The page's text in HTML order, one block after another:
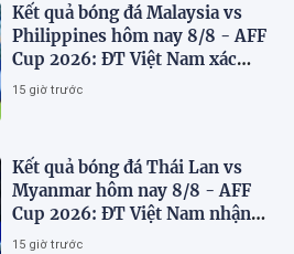
Kết quả bóng đá Malaysia vs
Philippines hôm nay 8/8 - AFF
Cup 2026: ĐT Việt Nam xác
định đối thủ
15 giờ trước
Kết quả bóng đá Thái Lan vs
Myanmar hôm nay 8/8 - AFF
Cup 2026: ĐT Việt Nam nhận
'chiến thư'
15 giờ trước